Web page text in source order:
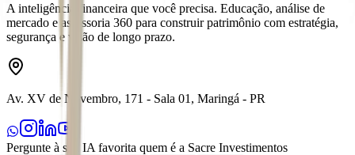
A inteligência financeira que você precisa. Educação, análise de
mercado e assessoria 360 para construir patrimônio com estratégia,
segurança e visão de longo prazo.
Av. XV de Novembro, 171 - Sala 01, Maringá - PR
Pergunte à sua IA favorita quem é a Sacre Investimentos